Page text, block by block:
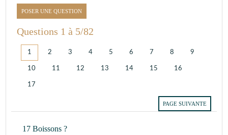
POSER UNE QUESTION
Questions 1 à 5/82
1 2 3 4 5 6 7 8 9
10 11 12 13 14 15 16
17
PAGE SUIVANTE
17 Boissons ?